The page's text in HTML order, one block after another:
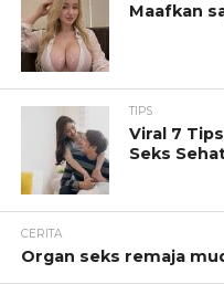
Maafkan
TIPS
Viral 7
Seks
CERITA
Organ seks remaja